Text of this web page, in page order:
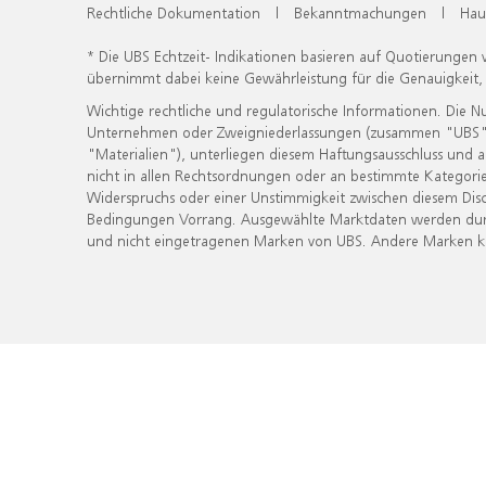
Rechtliche Dokumentation | Bekanntmachungen |
* Die UBS Echtzeit- Indikationen basieren auf
übernimmt dabei keine Gewährleistung für die
Wichtige rechtliche und regulatorische Informationen. Die
Unternehmen oder Zweigniederlassungen (zusammen
"Materialien"), unterliegen diesem Haftungsausschluss
nicht in allen Rechtsordnungen oder an bestimmte
Widerspruchs oder einer Unstimmigkeit zwischen diesem
Bedingungen Vorrang. Ausgewählte Marktdaten werden
und nicht eingetragenen Marken von UBS. Andere Marken